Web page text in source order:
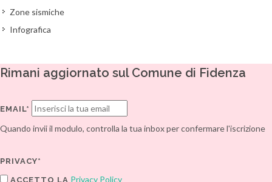
Zone sismiche
Infografica
Rimani aggiornato sul Comune di Fidenza
EMAIL*
Quando invii il modulo, controlla la tua inbox per confermare l'iscrizione
PRIVACY*
ACCETTO LA Privacy Policy